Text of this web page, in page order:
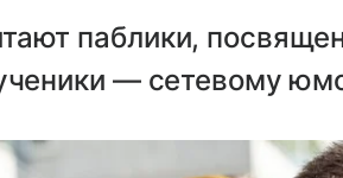
паблики,
— сетевому